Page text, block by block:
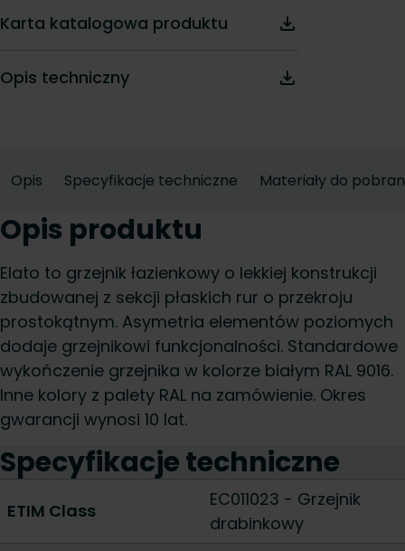
Karta katalogowa produktu
Opis techniczny
Opis Specyfikacje techniczne Materiały do
Opis produktu
Elato to grzejnik łazienkowy o lekkiej konstrukcji
zbudowanej z sekcji płaskich rur o przekroju
prostokątnym. Asymetria elementów poziomych
dodaje grzejnikowi funkcjonalności. Standardowe
wykończenie grzejnika w kolorze białym RAL 9016.
Inne kolory z palety RAL na zamówienie. Okres
gwarancji wynosi 10 lat.
Specyfikacje techniczne
ETIM Class
EC011023 - Grzejnik
drabinkowy